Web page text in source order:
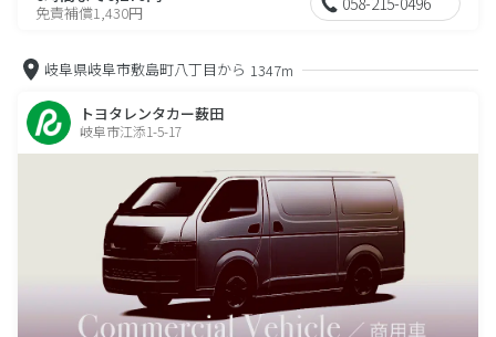
免責補償1,430円
岐阜県岐阜市敷島町八丁目から 1347m
トヨタレンタカー薮田
岐阜市江添1-5-17